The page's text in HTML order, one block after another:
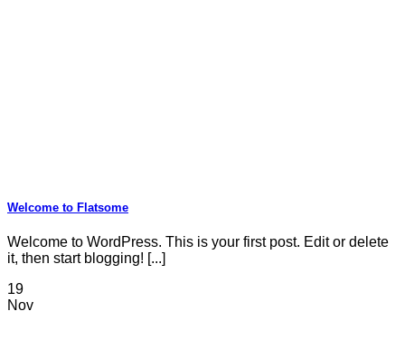
Welcome to Flatsome
Welcome to WordPress. This is your first post. Edit or delete
it, then start blogging! [...]
19
Nov